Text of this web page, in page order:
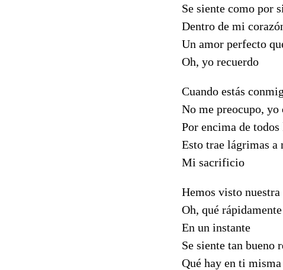
Se siente como por
Dentro de mi
Un amor perfecto
Oh, yo recuerdo
Cuando estás
No me preocupo, yo
Por encima de
Esto trae lágrimas a
Mi sacrificio
Hemos visto
Oh, qué
En un instante
Se siente tan bueno
Qué hay en ti